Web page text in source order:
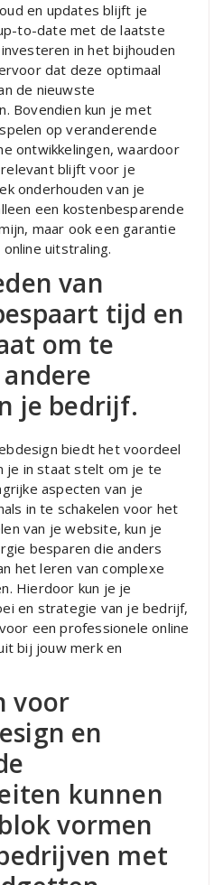
en updates blijft je
to-date met de laatste
in het bijhouden
dat deze optimaal
de nieuwste
Bovendien kun je met
op veranderende
ontwikkelingen, waardoor
blijft voor je
onderhouden van je
een kostenbesparende
maar ook een garantie
uitstraling.
van
tijd en
om te
je bedrijf.
biedt het voordeel
je in staat stelt om je te
aspecten van je
in te schakelen voor het
van je website, kun je
besparen die anders
het leren van complexe
Hierdoor kun je je
en strategie van je bedrijf,
een professionele online
bij jouw merk en
voor
en
kunnen
vormen
met